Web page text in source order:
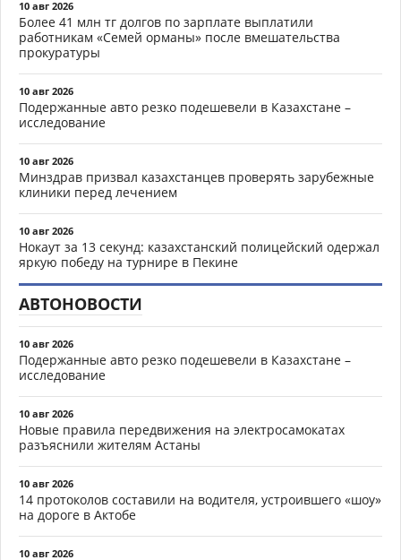
10 авг 2026
Более 41 млн тг долгов по зарплате выплатили
работникам «Семей орманы» после вмешательства
прокуратуры
10 авг 2026
Подержанные авто резко подешевели в Казахстане –
исследование
10 авг 2026
Минздрав призвал казахстанцев проверять зарубежные
клиники перед лечением
10 авг 2026
Нокаут за 13 секунд: казахстанский полицейский одержал
яркую победу на турнире в Пекине
АВТОНОВОСТИ
10 авг 2026
Подержанные авто резко подешевели в Казахстане –
исследование
10 авг 2026
Новые правила передвижения на электросамокатах
разъяснили жителям Астаны
10 авг 2026
14 протоколов составили на водителя, устроившего «шоу»
на дороге в Актобе
10 авг 2026